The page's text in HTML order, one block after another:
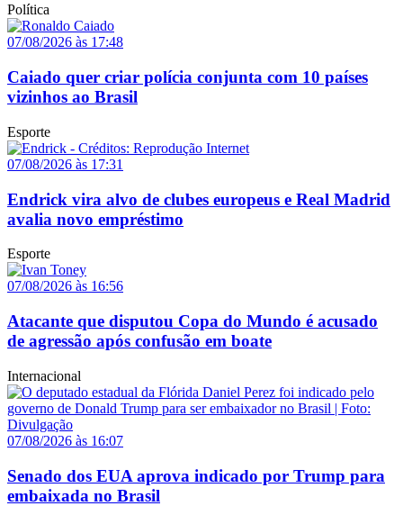
Política
07/08/2026 às 17:48
Caiado quer criar polícia conjunta com 10 países
vizinhos ao Brasil
Esporte
07/08/2026 às 17:31
Endrick vira alvo de clubes europeus e Real Madrid
avalia novo empréstimo
Esporte
07/08/2026 às 16:56
Atacante que disputou Copa do Mundo é acusado
de agressão após confusão em boate
Internacional
07/08/2026 às 16:07
Senado dos EUA aprova indicado por Trump para
embaixada no Brasil